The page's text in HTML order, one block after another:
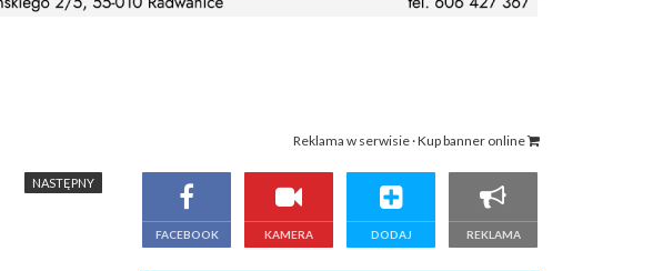
Reklama w serwisie · Kup banner online
NASTĘPNY
FACEBOOK KAMERA DODAJ REKLAMA